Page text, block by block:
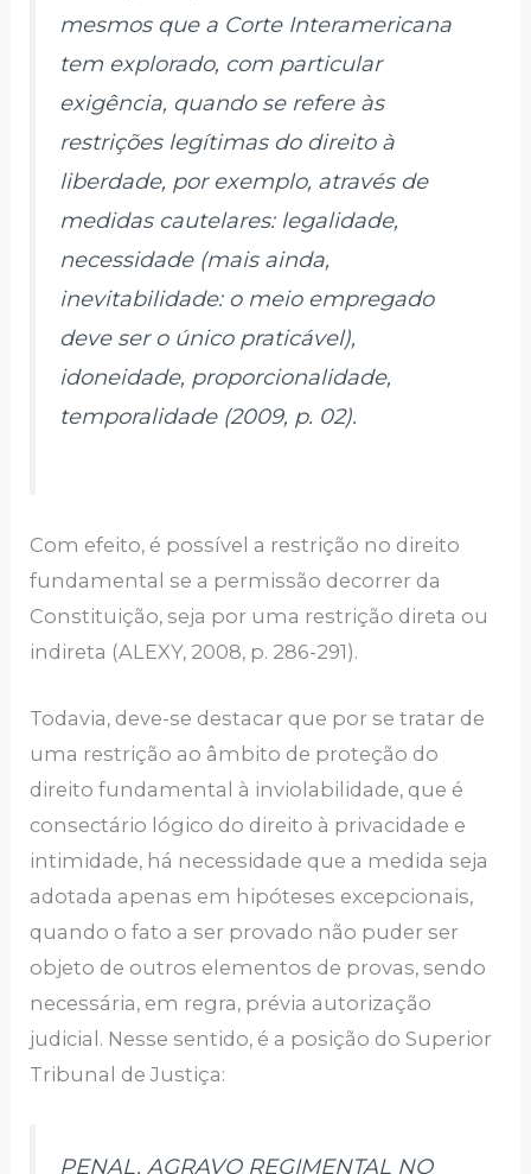
mesmos que a Corte Interamericana
tem explorado, com particular
exigência, quando se refere às
restrições legítimas do direito à
liberdade, por exemplo, através de
medidas cautelares: legalidade,
necessidade (mais ainda,
inevitabilidade: o meio empregado
deve ser o único praticável),
idoneidade, proporcionalidade,
temporalidade (2009, p. 02).
Com efeito, é possível a restrição no direito
fundamental se a permissão decorrer da
Constituição, seja por uma restrição direta ou
indireta (ALEXY, 2008, p. 286-291).
Todavia, deve-se destacar que por se tratar de
uma restrição ao âmbito de proteção do
direito fundamental à inviolabilidade, que é
consectário lógico do direito à privacidade e
intimidade, há necessidade que a medida seja
adotada apenas em hipóteses excepcionais,
quando o fato a ser provado não puder ser
objeto de outros elementos de provas, sendo
necessária, em regra, prévia autorização
judicial. Nesse sentido, é a posição do Superior
Tribunal de Justiça:
PENAL. AGRAVO REGIMENTAL NO